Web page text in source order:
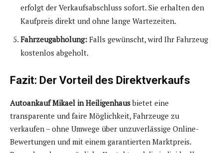
erfolgt der Verkaufsabschluss sofort. Sie erhalten den
Kaufpreis direkt und ohne lange Wartezeiten.
Fahrzeugabholung: Falls gewünscht, wird Ihr Fahrzeug
kostenlos abgeholt.
Fazit: Der Vorteil des Direktverkaufs
Autoankauf Mikael in Heiligenhausbietet eine
transparente und faire Möglichkeit, Fahrzeuge zu
verkaufen – ohne Umwege über unzuverlässige Online-
Bewertungen und mit einem garantierten Marktpreis.